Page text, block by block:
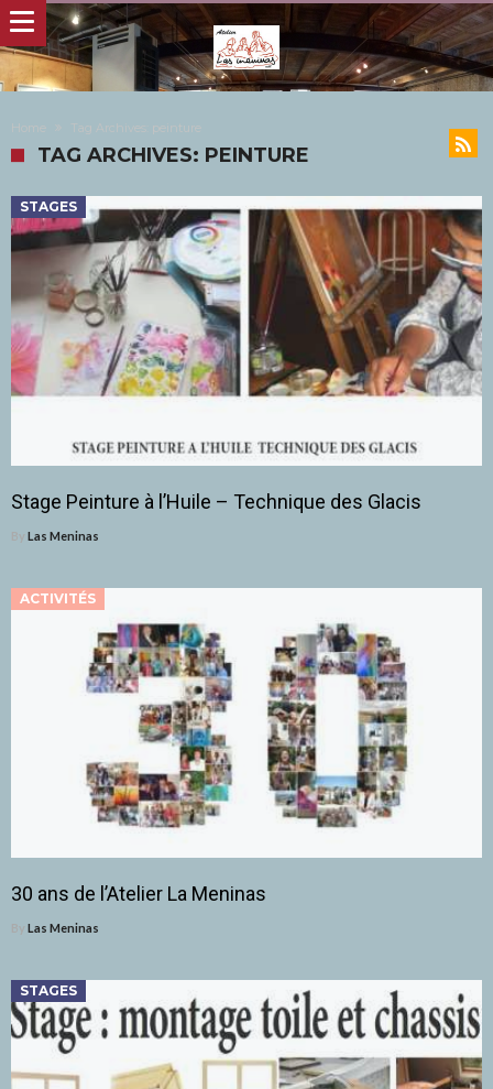
Home Tag Archives: peinture
TAG ARCHIVES: PEINTURE
STAGES
Stage Peinture à l’Huile – Technique des Glacis
By Las Meninas
ACTIVITÉS
30 ans de l’Atelier La Meninas
By Las Meninas
STAGES